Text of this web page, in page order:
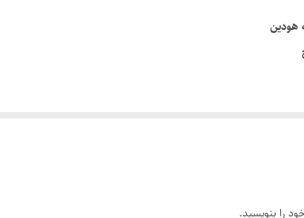
مات
را بنویسید.